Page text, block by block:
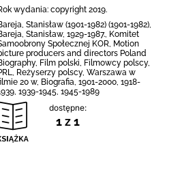
wydania: copyright 2019.
Stanisław (1901-1982) (1901-1982),
Stanisław, 1929-1987., Komitet
Społecznej KOR, Motion
producers and directors Poland
Film polski, Filmowcy polscy,
Reżyserzy polscy, Warszawa w
20 w, Biografia, 1901-2000, 1918-
1939-1945, 1945-1989
dostępne:
1 z 1